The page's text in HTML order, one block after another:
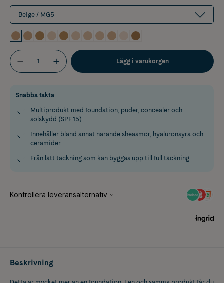
Beige / MG5
Lägg i varukorgen
Snabba fakta
Multiprodukt med foundation, puder, concealer och
solskydd (SPF 15)
Innehåller bland annat närande sheasmör, hyaluronsyra och
ceramider
Från lätt täckning som kan byggas upp till full täckning
Beskrivning